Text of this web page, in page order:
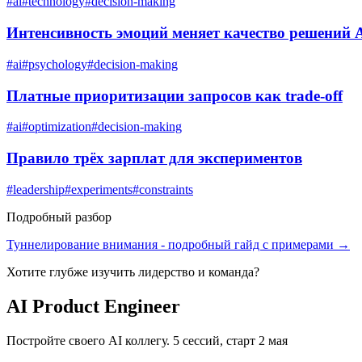
Интенсивность эмоций меняет качество решений
#ai#psychology#decision-making
Платные приоритизации запросов как trade-off
#ai#optimization#decision-making
Правило трёх зарплат для экспериментов
#leadership#experiments#constraints
Подробный разбор
Туннелирование внимания - подробный гайд с примерами →
Хотите глубже изучить лидерство и команда?
AI Product Engineer
Постройте своего AI коллегу. 5 сессий, старт 2 мая